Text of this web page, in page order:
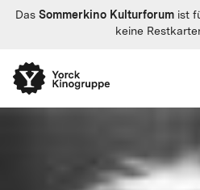
Das Sommerkino Kulturforumist
keine